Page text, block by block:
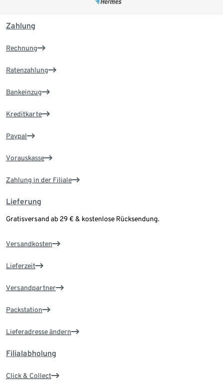
Zahlung
Rechnung
Ratenzahlung
Bankeinzug
Kreditkarte
Paypal
Vorauskasse
Zahlung in der Filiale
Lieferung
Gratisversand ab 29 € & kostenlose Rücksendung.
Versandkosten
Lieferzeit
Versandpartner
Packstation
Lieferadresse ändern
Filialabholung
Click & Collect